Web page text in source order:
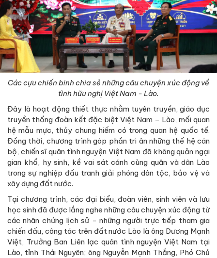
Các cựu chiến binh chia sẻ những câu chuyện xúc động về
tình hữu nghị Việt Nam - Lào.
Đây là hoạt động thiết thực nhằm tuyên truyền, giáo dục
truyền thống đoàn kết đặc biệt Việt Nam – Lào, mối quan
hệ mẫu mực, thủy chung hiếm có trong quan hệ quốc tế.
Đồng thời, chương trình góp phần tri ân những thế hệ cán
bộ, chiến sĩ quân tình nguyện Việt Nam đã không quản ngại
gian khổ, hy sinh, kề vai sát cánh cùng quân và dân Lào
trong sự nghiệp đấu tranh giải phóng dân tộc, bảo vệ và
xây dựng đất nước.
Tại chương trình, các đại biểu, đoàn viên, sinh viên và lưu
học sinh đã được lắng nghe những câu chuyện xúc động từ
các nhân chứng lịch sử - những người trực tiếp tham gia
chiến đấu, công tác trên đất nước Lào là ông Dương Mạnh
Việt, Trưởng Ban Liên lạc quân tình nguyện Việt Nam tại
Lào, tỉnh Thái Nguyên; ông Nguyễn Mạnh Thắng, Phó Chủ